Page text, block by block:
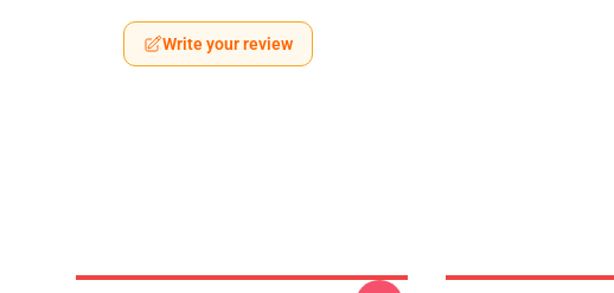
Write your review